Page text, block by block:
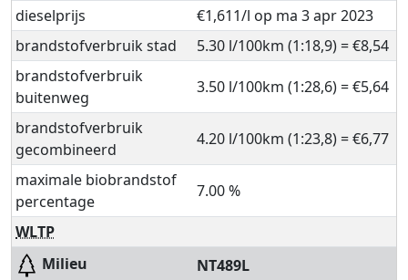
dieselprijs
€1,611/l op ma 3 apr 2023
brandstofverbruik stad
5.30 l/100km (1:18,9) = €8,54
brandstofverbruik
buitenweg
3.50 l/100km (1:28,6) = €5,64
brandstofverbruik
gecombineerd
4.20 l/100km (1:23,8) = €6,77
maximale biobrandstof
percentage
7.00 %
WLTP
Milieu
NT489L